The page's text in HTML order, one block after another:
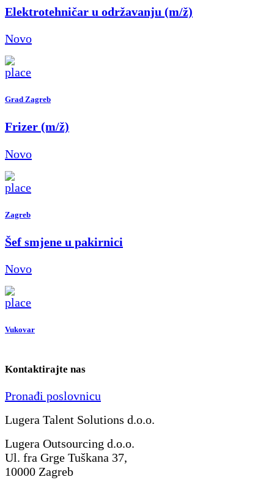
Elektrotehničar u održavanju (m/ž)
Novo
Grad Zagreb
Frizer (m/ž)
Novo
Zagreb
Šef smjene u pakirnici
Novo
Vukovar
Kontaktirajte nas
Pronađi poslovnicu
Lugera Talent Solutions d.o.o.
Lugera Outsourcing d.o.o.
Ul. fra Grge Tuškana 37,
10000 Zagreb